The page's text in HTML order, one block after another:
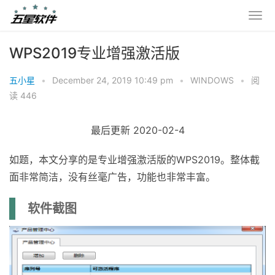
WPS2019专业增强激活版
五小星 • December 24, 2019 10:49 pm • WINDOWS •
阅
读 446
最后更新 2020-02-4
如题，本文分享的是专业增强激活版的WPS2019。整体截
面非常简洁，没有丝毫广告，功能也非常丰富。
软件截图